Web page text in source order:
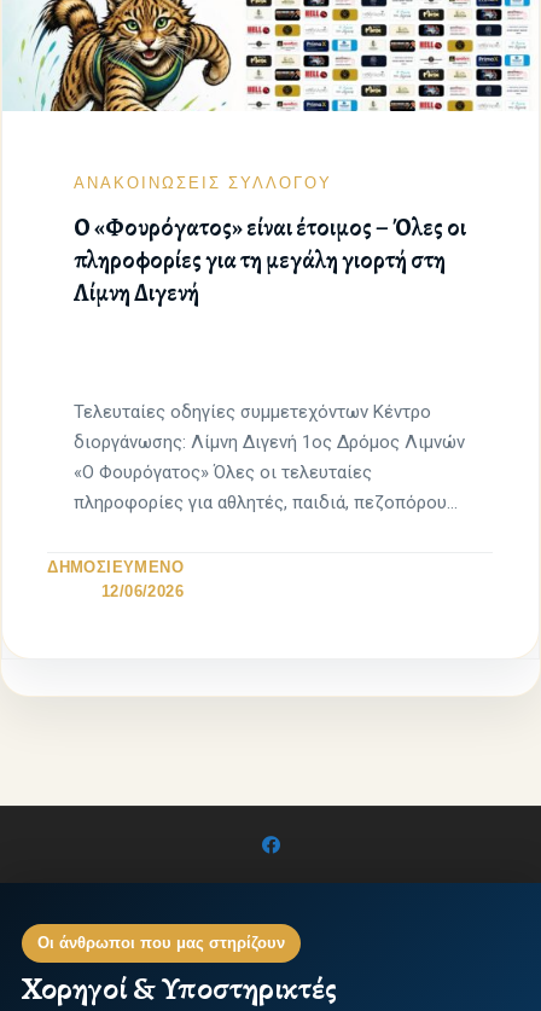
ΑΝΑΚΟΙΝΩΣΕΙΣ ΣΥΛΛΟΓΟΥ
Ο «Φουρόγατος» είναι έτοιμος – Όλες οι
πληροφορίες για τη μεγάλη γιορτή στη
Λίμνη Διγενή
Τελευταίες οδηγίες συμμετεχόντων Κέντρο
διοργάνωσης: Λίμνη Διγενή 1ος Δρόμος Λιμνών
«Ο Φουρόγατος» Όλες οι τελευταίες
πληροφορίες για αθλητές, παιδιά, πεζοπόρους
ΔΗΜΟΣΙΕΥΜΕΝΟ
12/06/2026
Οι άνθρωποι που μας στηρίζουν
Χορηγοί & Υποστηρικτές